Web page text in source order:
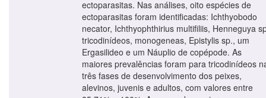
ectoparasitas. Nas análises, oito espécies de
ectoparasitas foram identificadas: Ichthyobodo
necator, Ichthyophthirius multifiliis, Henneguya
tricodinídeos, monogeneas, Epistylis sp., um
Ergasilideo e um Náuplio de copépode. As
maiores prevalências foram para tricodinídeos
três fases de desenvolvimento dos peixes,
alevinos, juvenis e adultos, com valores entre